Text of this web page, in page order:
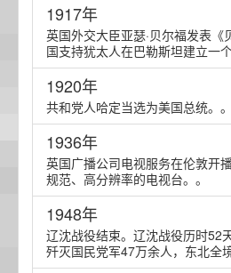
1917年
英国外交大臣亚瑟·贝尔福发表
国支持犹太人在巴勒斯坦建立一
1920年
共和党人哈定当选为美国总统。。
1936年
英国广播公司电视服务在伦敦开
规范、高分辨率的电视台。。
1948年
辽沈战役结束。辽沈战役历时52
歼灭国民党军47万余人，东北全境